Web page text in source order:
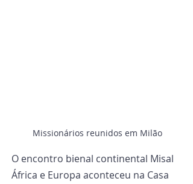
Missionários reunidos em Milão
O encontro bienal continental Misal
África e Europa aconteceu na Casa